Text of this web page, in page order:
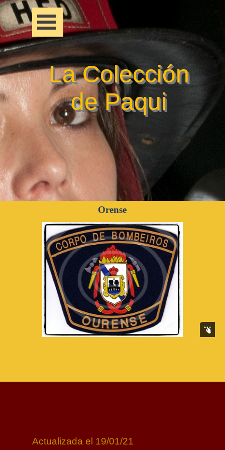
La Colección
de Paqui
Orense
Actualizada el 19/01/21